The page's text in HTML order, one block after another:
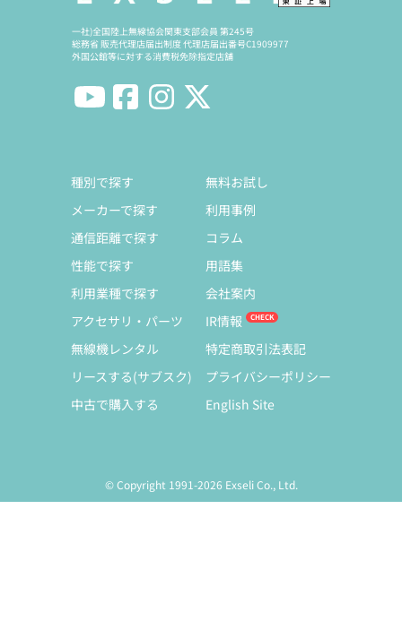
一社)全国陸上無線協会関東支部会員 第245号
総務省 販売代理店届出制度 代理店届出番号C1909977
外国公館等に対する消費税免除指定店舗
種別で探す
メーカーで探す
通信距離で探す
性能で探す
利用業種で探す
アクセサリ・パーツ
無線機レンタル
リースする(サブスク)
中古で購入する
無料お試し
利用事例
コラム
用語集
会社案内
IR情報
特定商取引法表記
プライバシーポリシー
English Site
© Copyright 1991-2026 Exseli Co., Ltd.